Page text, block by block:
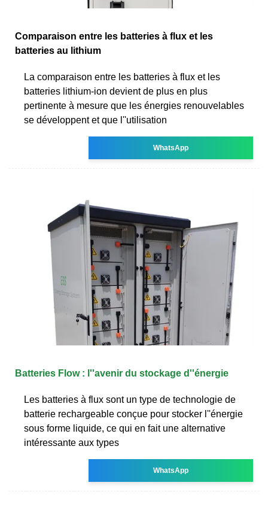
Comparaison entre les batteries à flux et les
batteries au lithium
La comparaison entre les batteries à flux et les
batteries lithium-ion devient de plus en plus
pertinente à mesure que les énergies renouvelables
se développent et que l''utilisation
WhatsApp
Batteries Flow : l''avenir du stockage d''énergie
Les batteries à flux sont un type de technologie de
batterie rechargeable conçue pour stocker l''énergie
sous forme liquide, ce qui en fait une alternative
intéressante aux types
WhatsApp